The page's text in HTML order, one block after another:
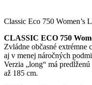
Classic Eco 750 Women’s
CLASSIC ECO 750
Zvládne občasné extrémne
aj v menej náročných
Verzia „long“ má
až 185 cm.